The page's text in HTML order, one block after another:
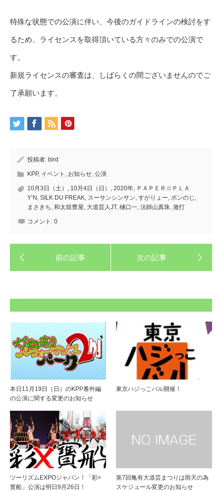
特殊な状態での公演に伴い、今後のガイドラインの検討をす
るため、ライセンスを取得頂いている方々のみでの公演で
す。
新規ライセンスの審査は、しばらくの間ございませんのでご
了承願います。
投稿者: bird
KPP, イベント , お知らせ, 公演
10月3日（土） , 10月4日（日） , 2020年, ＰＡＰＥＲ☆ＰＬＡ
Y’N , SILK DU FREAK, スーサンシンサン, すがりょー, ポンのじ ,
まさきち, 和太鼓豊屋, 大道芸人JT, 樋口一, 法師山真珠, 激打
コメント: 0
本日11月19日（日）のKPP番外編
の公演に関する変更のお知らせ
東京ハジっこバル開催！
ツーリズムEXPOジャパン！「彩×
寳船」公演は明日9月26日！
第7回亀有大道芸まつりは雨天の為
スケジュール変更のお知らせ